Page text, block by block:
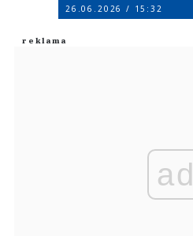
26.06.2026 / 15:32
ad